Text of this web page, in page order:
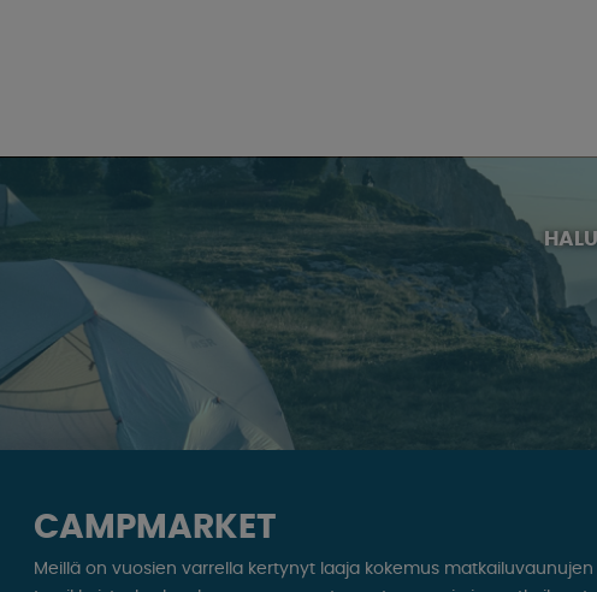
CAMPMARKET
Meillä on vuosien varrella kertynyt laaja kokemus